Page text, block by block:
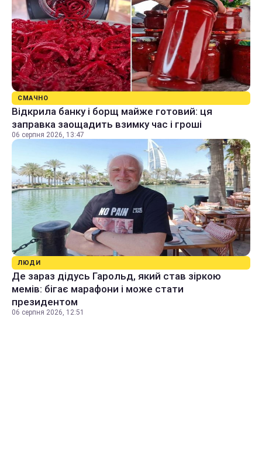
СМАЧНО
Відкрила банку і борщ майже готовий: ця
заправка заощадить взимку час і гроші
06 серпня 2026, 13:47
ЛЮДИ
Де зараз дідусь Гарольд, який став зіркою
мемів: бігає марафони і може стати
президентом
06 серпня 2026, 12:51